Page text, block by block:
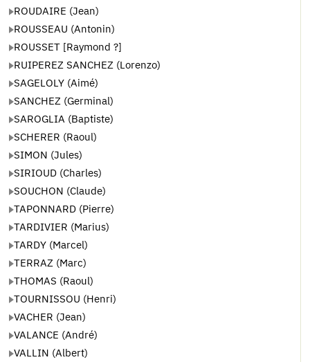
ROUDAIRE (Jean)
ROUSSEAU (Antonin)
ROUSSET [Raymond ?]
RUIPEREZ SANCHEZ (Lorenzo)
SAGELOLY (Aimé)
SANCHEZ (Germinal)
SAROGLIA (Baptiste)
SCHERER (Raoul)
SIMON (Jules)
SIRIOUD (Charles)
SOUCHON (Claude)
TAPONNARD (Pierre)
TARDIVIER (Marius)
TARDY (Marcel)
TERRAZ (Marc)
THOMAS (Raoul)
TOURNISSOU (Henri)
VACHER (Jean)
VALANCE (André)
VALLIN (Albert)